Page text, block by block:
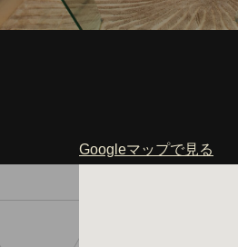
Googleマップで見る